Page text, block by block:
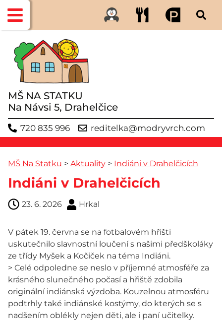
MŠ NA STATKU
Na Návsi 5, Drahelčice
720 835 996 reditelka@modryvrch.com
MŠ Na Statku > Aktuality > Indiáni v Drahelčicích
Indiáni v Drahelčicích
23. 6. 2026 Hrkal
V pátek 19. června se na fotbalovém hřišti
uskutečnilo slavnostní loučení s našimi předškoláky
ze třídy Myšek a Kočiček na téma Indiáni.
> Celé odpoledne se neslo v příjemné atmosféře za
krásného slunečného počasí a hřiště zdobila
originální indiánská výzdoba. Kouzelnou atmosféru
podtrhly také indiánské kostýmy, do kterých se s
nadšením oblékly nejen děti, ale i paní učitelky.